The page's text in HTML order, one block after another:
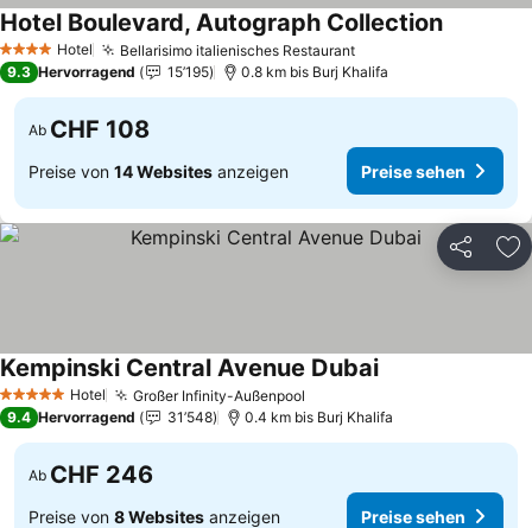
4 Sterne Hotel Bellarisimo italienisches Restaurant
Hotel Boulevard, Autograph Collection
9.3 Hervorragend 15’195 0.8 km bis Burj Khalifa
Ab CHF 108
Preise von 14 Websites anzeigen Preise sehen
Teilen
5 Sterne Hotel Großer Infinity-Außenpool
Kempinski Central Avenue Dubai
9.4 Hervorragend 31’548 0.4 km bis Burj Khalifa
Ab CHF 246
Preise von 8 Websites anzeigen Preise sehen